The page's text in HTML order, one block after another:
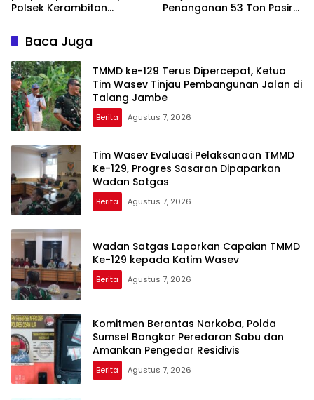
Polsek Kerambitan
selalu Siaga dan Tanggap
terhadap Perkembangan
Situasi
Penanganan 53 Ton Pasir
Baca Juga
TMMD ke-129 Terus Dipercepat, Ketua
Tim Wasev Tinjau Pembangunan Jalan di
Talang Jambe
Berita Agustus 7, 2026
Tim Wasev Evaluasi Pelaksanaan TMMD
Ke-129, Progres Sasaran Dipaparkan
Wadan Satgas
Berita Agustus 7, 2026
Wadan Satgas Laporkan Capaian TMMD
Ke-129 kepada Katim Wasev
Berita Agustus 7, 2026
Komitmen Berantas Narkoba, Polda
Sumsel Bongkar Peredaran Sabu dan
Amankan Pengedar Residivis
Berita Agustus 7, 2026